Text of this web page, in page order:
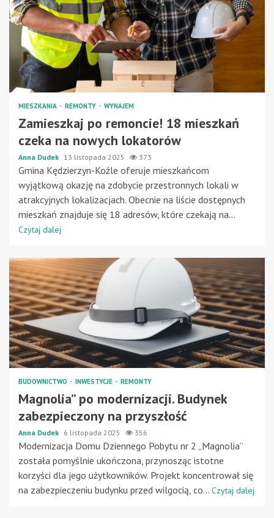
MIESZKANIA REMONTY WYNAJEM
Zamieszkaj po remoncie! 18 mieszkań
czeka na nowych lokatorów
Anna Dudek 13 listopada 2025 373
Gmina Kędzierzyn-Koźle oferuje mieszkańcom
wyjątkową okazję na zdobycie przestronnych lokali w
atrakcyjnych lokalizacjach. Obecnie na liście dostępnych
mieszkań znajduje się 18 adresów, które czekają na...
Czytaj dalej
BUDOWNICTWO INWESTYCJE REMONTY
Magnolia” po modernizacji. Budynek
zabezpieczony na przyszłość
Anna Dudek 6 listopada 2025 356
Modernizacja Domu Dziennego Pobytu nr 2 „Magnolia”
została pomyślnie ukończona, przynosząc istotne
korzyści dla jego użytkowników. Projekt koncentrował się
na zabezpieczeniu budynku przed wilgocią, co... Czytaj dalej